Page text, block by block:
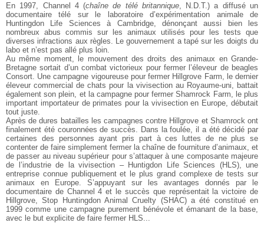
En 1997, Channel 4 (chaîne de télé britannique, N.D.T.) a diffusé un
documentaire télé sur le laboratoire d’expérimentation animale de
Huntingdon Life Sciences à Cambridge, dénonçant aussi bien les
nombreux abus commis sur les animaux utilisés pour les tests que
diverses infractions aux règles. Le gouvernement a tapé sur les doigts du
labo et n’est pas allé plus loin.
Au même moment, le mouvement des droits des animaux en Grande-
Bretagne sortait d’un combat victorieux pour fermer l’éleveur de beagles
Consort. Une campagne vigoureuse pour fermer Hillgrove Farm, le dernier
éleveur commercial de chats pour la vivisection au Royaume-uni, battait
également son plein, et la campagne pour fermer Shamrock Farm, le plus
important importateur de primates pour la vivisection en Europe, débutait
tout juste.
Après de dures batailles les campagnes contre Hillgrove et Shamrock ont
finalement été couronnées de succès. Dans la foulée, il a été décidé par
certaines des personnes ayant pris part à ces luttes de ne plus se
contenter de faire simplement fermer la chaîne de fourniture d’animaux, et
de passer au niveau supérieur pour s’attaquer à une composante majeure
de l’industrie de la vivisection – Huntigdon Life Sciences (HLS), une
entreprise connue publiquement et le plus grand complexe de tests sur
animaux en Europe. S’appuyant sur les avantages donnés par le
documentaire de Channel 4 et le succès que représentait la victoire de
Hillgrove, Stop Huntingdon Animal Cruelty (SHAC) a été constitué en
1999 comme une campagne purement bénévole et émanant de la base,
avec le but explicite de faire fermer HLS...